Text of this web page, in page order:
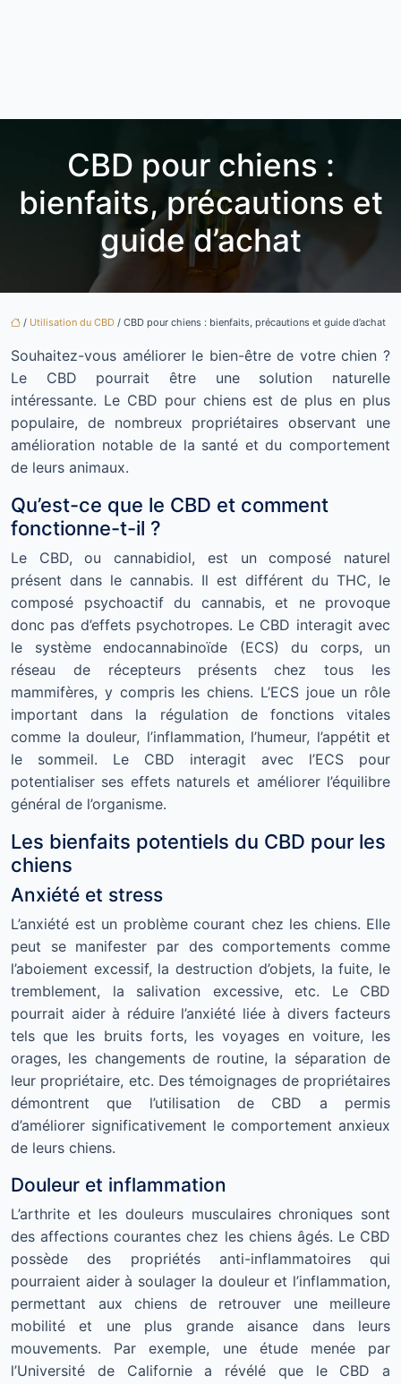
CBD pour chiens :
bienfaits, précautions et
guide d’achat
/ Utilisation du CBD / CBD pour chiens : bienfaits, précautions et guide d’achat
Souhaitez-vous améliorer le bien-être de votre chien ?
Le CBD pourrait être une solution naturelle
intéressante. Le CBD pour chiens est de plus en plus
populaire, de nombreux propriétaires observant une
amélioration notable de la santé et du comportement
de leurs animaux.
Qu’est-ce que le CBD et comment
fonctionne-t-il ?
Le CBD, ou cannabidiol, est un composé naturel
présent dans le cannabis. Il est différent du THC, le
composé psychoactif du cannabis, et ne provoque
donc pas d’effets psychotropes. Le CBD interagit avec
le système endocannabinoïde (ECS) du corps, un
réseau de récepteurs présents chez tous les
mammifères, y compris les chiens. L’ECS joue un rôle
important dans la régulation de fonctions vitales
comme la douleur, l’inflammation, l’humeur, l’appétit et
le sommeil. Le CBD interagit avec l’ECS pour
potentialiser ses effets naturels et améliorer l’équilibre
général de l’organisme.
Les bienfaits potentiels du CBD pour les
chiens
Anxiété et stress
L’anxiété est un problème courant chez les chiens. Elle
peut se manifester par des comportements comme
l’aboiement excessif, la destruction d’objets, la fuite, le
tremblement, la salivation excessive, etc. Le CBD
pourrait aider à réduire l’anxiété liée à divers facteurs
tels que les bruits forts, les voyages en voiture, les
orages, les changements de routine, la séparation de
leur propriétaire, etc. Des témoignages de propriétaires
démontrent que l’utilisation de CBD a permis
d’améliorer significativement le comportement anxieux
de leurs chiens.
Douleur et inflammation
L’arthrite et les douleurs musculaires chroniques sont
des affections courantes chez les chiens âgés. Le CBD
possède des propriétés anti-inflammatoires qui
pourraient aider à soulager la douleur et l’inflammation,
permettant aux chiens de retrouver une meilleure
mobilité et une plus grande aisance dans leurs
mouvements. Par exemple, une étude menée par
l’Université de Californie a révélé que le CBD a